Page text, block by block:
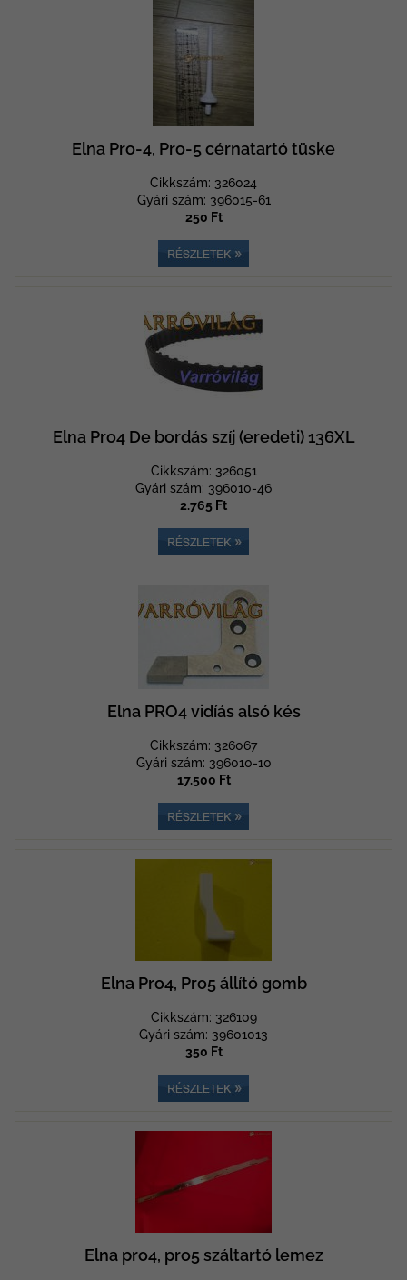
Elna Pro-4, Pro-5 cérnatartó tüske
Cikkszám: 326024
Gyári szám: 396015-61
250 Ft
Elna Pro4 De bordás szíj (eredeti) 136XL
Cikkszám: 326051
Gyári szám: 396010-46
2.765 Ft
Elna PRO4 vidíás alsó kés
Cikkszám: 326067
Gyári szám: 396010-10
17.500 Ft
Elna Pro4, Pro5 állító gomb
Cikkszám: 326109
Gyári szám: 39601013
350 Ft
Elna pro4, pro5 száltartó lemez